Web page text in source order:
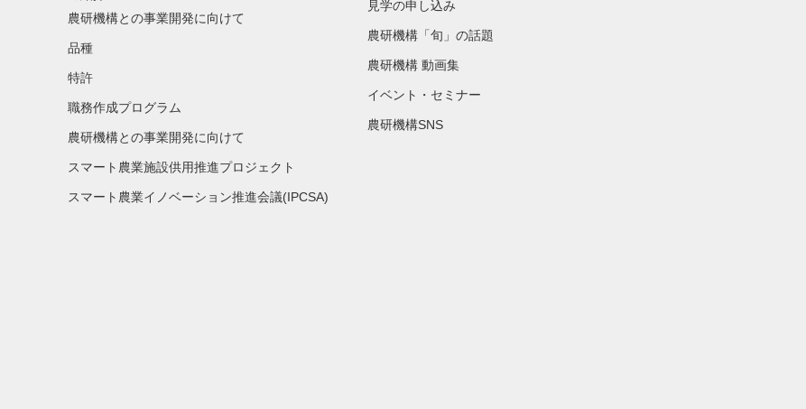
農研機構との事業開発に向けて
品種
特許
職務作成プログラム
農研機構との事業開発に向けて
スマート農業施設供用推進プロジェクト
スマート農業イノベーション推進会議(IPCSA)
見学の申し込み
農研機構「旬」の話題
農研機構 動画集
イベント・セミナー
農研機構SNS